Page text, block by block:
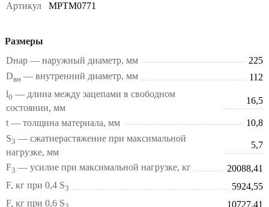
Артикул
MPTM0771
Размеры
Dнар — наружный диаметр, мм
225
Dвн — внутренний диаметр, мм
112
l0 — длина между зацепами в свободном
состоянии, мм
16,5
t — толщина материала, мм
10,8
S3 — сжатиерастяжение при максимальной
нагрузке, мм
5,7
F3 — усилие при максимальной нагрузке, кг
20088,41
F, кг при 0,4 S3
5924,55
F, кг при 0,6 S
10727,41